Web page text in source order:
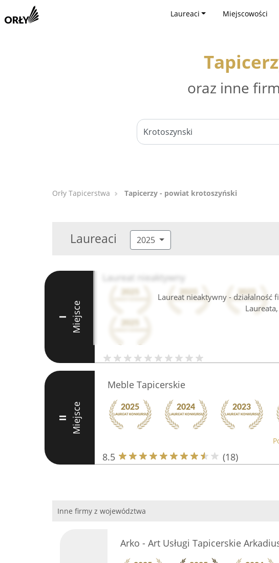
Laureaci Miejscowości
oraz inne
Orły Tapicerstwa Tapicerzy - powiat krotoszyński
Laureaci 2025
Laureat nieaktywny - działalność
I Miejsce
Laureat nieaktywny
II Miejsce
Meble Tapicerskie
8.5 (18)
Inne firmy z województwa
Arko - Art Usługi Tapicerskie